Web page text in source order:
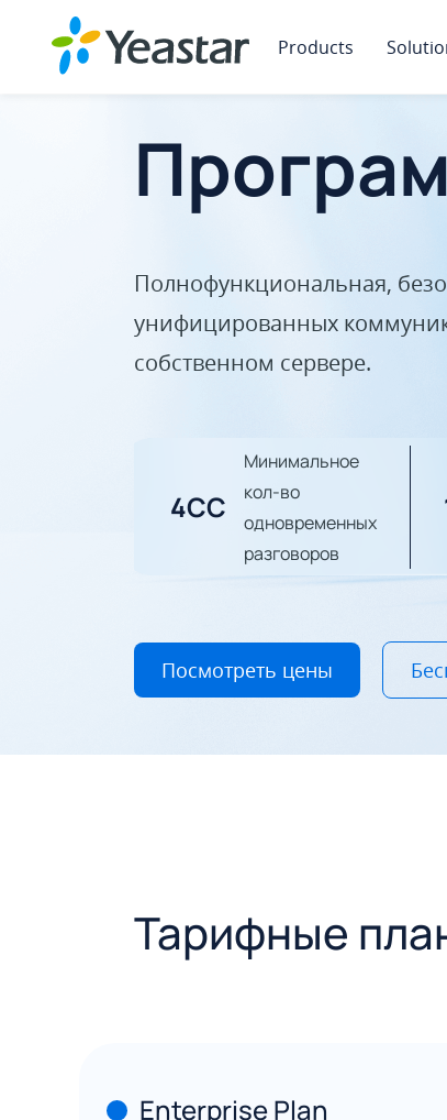
Products
Полнофункциональная,
унифицированных
собственном сервере.
4CC
Минимальное
кол-во
одновременных
разговоров
Посмотреть цены
Тарифные
Enterprise Plan